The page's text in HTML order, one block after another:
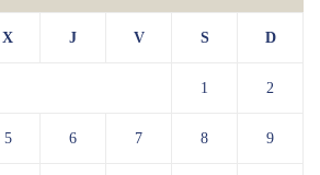
X J V S D
1 2
5 6 7 8 9